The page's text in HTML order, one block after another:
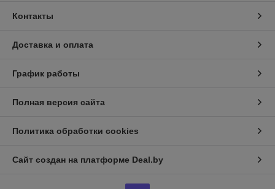
Контакты
Доставка и оплата
График работы
Полная версия сайта
Политика обработки cookies
Сайт создан на платформе Deal.by